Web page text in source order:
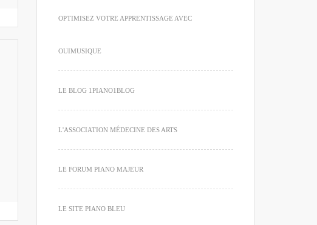
OPTIMISEZ VOTRE APPRENTISSAGE AVEC
OUIMUSIQUE
LE BLOG 1PIANO1BLOG
L'ASSOCIATION MÉDECINE DES ARTS
LE FORUM PIANO MAJEUR
LE SITE PIANO BLEU